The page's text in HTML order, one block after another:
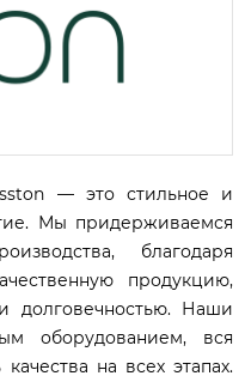
— это стильное и
Мы придерживаемся
благодаря
продукцию,
долговечностью. Наши
оборудованием, вся
на всех этапах.